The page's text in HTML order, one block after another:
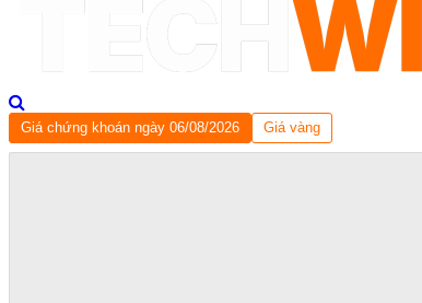
Giá chứng khoán ngày 06/08/2026 Giá vàng